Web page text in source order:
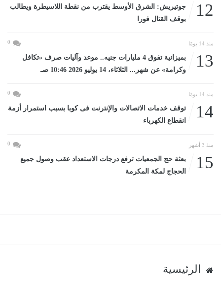
12
جوتيريش: الشرق الأوسط يقترب من نقطة اللاسيطرة ويطالب
بوقف القتال فورا
منذ 14 يومًا 0
13
بميزانية تفوق 4 مليارات جنيه.. موعد وآليات صرف «تكافل
وكرامة» عن شهر... الثلاثاء، 14 يوليو 2026 10:46 صـ
منذ 14 يومًا 0
14
توقف خدمات الاتصالات والإنترنت فى كوبا بسبب استمرار أزمة
انقطاع الكهرباء
منذ 3 أشهر 0
15
بعثة حج الجمعيات ترفع درجات الاستعداد عقب وصول جميع
الحجاج لمكة المكرمة
الرئيسية